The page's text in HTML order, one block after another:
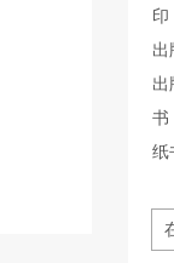
出
出
纸